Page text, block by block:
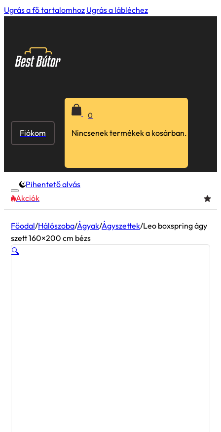
Ugrás a fő tartalomhoz Ugrás a lábléchez
Fiókom
0
Nincsenek termékek a kosárban.
Pihentető alvás
Akciók
Főodal/Hálószoba/Ágyak/Ágyszettek/Leo boxspring ágy
szett 160×200 cm bézs
🔍